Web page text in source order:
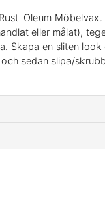
Oleum
eller målat),
Skapa en sliten
sedan slipa/
produkten...